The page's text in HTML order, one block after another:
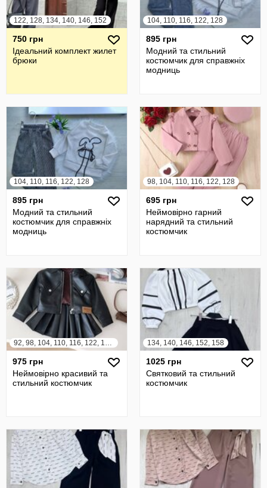
122, 128, 134, 140, 146, 152
750 грн
Ідеальний комплект жилет
брюки
104, 110, 116, 122, 128
895 грн
Модний та стильний
костюмчик для справжніх
модниць
104, 110, 116, 122, 128
895 грн
Модний та стильний
костюмчик для справжніх
модниць
98, 104, 110, 116, 122, 128
695 грн
Неймовірно гарний
нарядний та стильний
костюмчик
92, 98, 104, 110, 116, 122, 128, 134, 140
975 грн
Неймовірно красивий та
стильний костюмчик
134, 140, 146, 152, 158
1025 грн
Святковий та стильний
костюмчик